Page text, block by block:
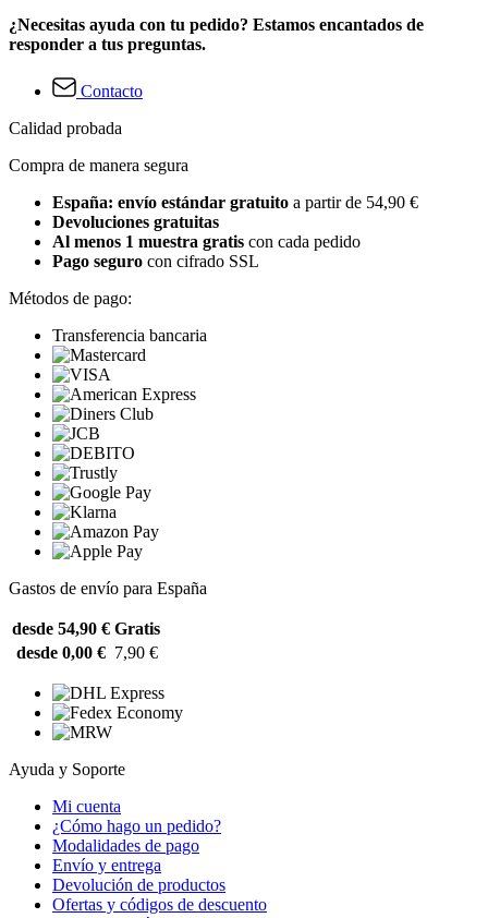
¿Necesitas ayuda con tu pedido? Estamos encantados de
responder a tus preguntas.
Contacto
Calidad probada
Compra de manera segura
España: envío estándar gratuito a partir de 54,90 €
Devoluciones gratuitas
Al menos 1 muestra gratis con cada pedido
Pago seguro con cifrado SSL
Métodos de pago:
Transferencia bancaria
Gastos de envío para España
desde 54,90 € Gratis
desde 0,00 € 7,90 €
Ayuda y Soporte
Mi cuenta
¿Cómo hago un pedido?
Modalidades de pago
Envío y entrega
Devolución de productos
Ofertas y códigos de descuento